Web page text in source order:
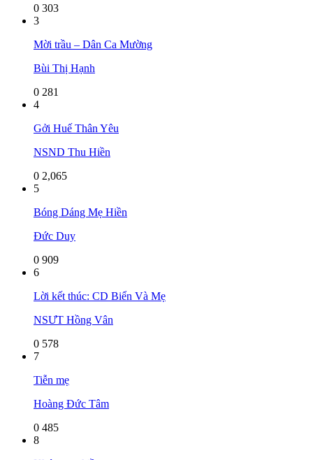
0 303
3
Mời trầu – Dân Ca Mường
Bùi Thị Hạnh
0 281
4
Gởi Huế Thân Yêu
NSND Thu Hiền
0 2,065
5
Bóng Dáng Mẹ Hiền
Đức Duy
0 909
6
Lời kết thúc: CD Biển Và Mẹ
NSƯT Hồng Vân
0 578
7
Tiễn mẹ
Hoàng Đức Tâm
0 485
8